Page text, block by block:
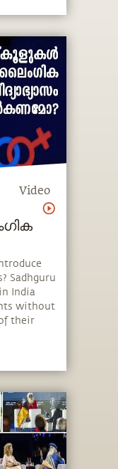
Video
Sadhguru
India
without
their
speaks